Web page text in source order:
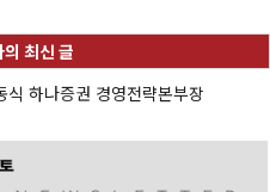
식 하나증권 경영전략본부장